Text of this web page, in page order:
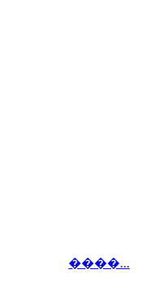
����...